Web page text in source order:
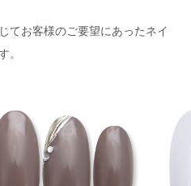
てお客様のご要望にあったネイ
。